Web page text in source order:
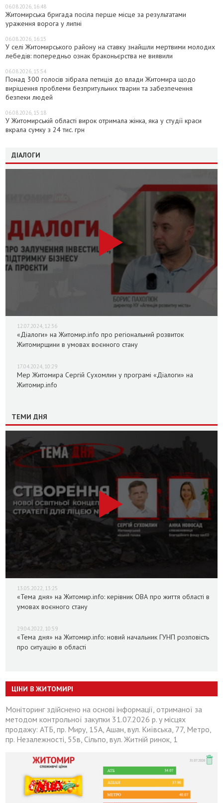
06.08.2026, 16:48
Житомирська бригада посіла перше місце за результатами
ураження ворога у липні
06.08.2026, 16:15
У селі Житомирського району на ставку знайшли мертвими молодих
лебедів: попередньо ознак браконьєрства не виявили
06.08.2026, 15:54
Понад 300 голосів зібрала петиція до влади Житомира щодо
вирішення проблеми безпритульних тварин та забезпечення
безпеки людей
06.08.2026, 15:18
У Житомирській області вирок отримала жінка, яка у студії краси
вкрала сумку з 24 тис. грн
ДІАЛОГИ
12.07.2024, 12:36
«Діалоги» на Житомир.info про регіональний розвиток
Житомирщини в умовах воєнного стану
17.04.2024, 10:29
Мер Житомира Сергій Сухомлин у програмі «Діалоги» на
Житомир.info
ТЕМИ ДНЯ
13.05.2022, 13:25
«Тема дня» на Житомир.info: керівник ОВА про життя області в
умовах воєнного стану
29.04.2022, 10:59
«Тема дня» на Житомир.info: новий начальник ГУНП розповість
про ситуацію в області
ЦІНИ В ЖИТОМИРІ
Моніторинг здійснено на основі інформації, отриманої за
методом контрольної закупки 31.07.2026 р. у місцях
продажу: АТБ, пр. Миру, 15А, Ашан, вул. Київська, 77, Метро,
пр. Незалежності, 55в, Сільпо, вул. Житній ринок, 1